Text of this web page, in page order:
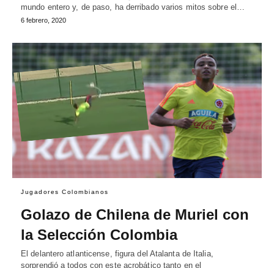
mundo entero y, de paso, ha derribado varios mitos sobre el…
6 febrero, 2020
Jugadores Colombianos
Golazo de Chilena de Muriel con
la Selección Colombia
El delantero atlanticense, figura del Atalanta de Italia,
sorprendió a todos con este acrobático tanto en el